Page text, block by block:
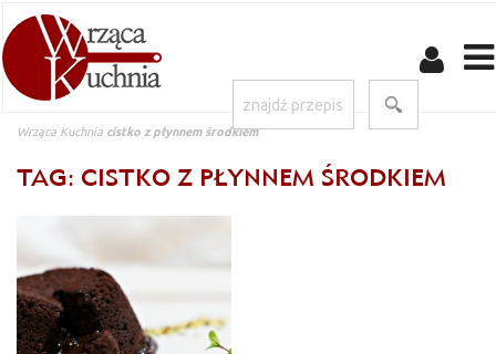
Wrząca Kuchnia cistko z płynnem środkiem
TAG: CISTKO Z PŁYNNEM ŚRODKIEM